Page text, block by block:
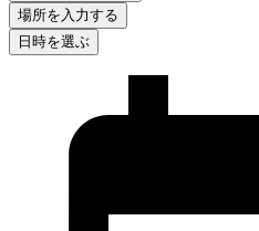
場所を入力する
日時を選ぶ